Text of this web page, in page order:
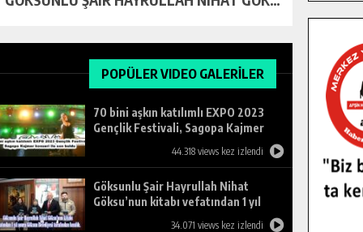
POPÜLER VIDEO GALERİLER
70 bini aşkın katılımlı EXPO 2023
Gençlik Festivali, Sagopa Kajmer
44.318 views kez izlendi
Göksunlu Şair Hayrullah Nihat
Göksu’nun kitabı vefatından 1 yıl
sonra Göksun Belediyesi tarafından
34.071 views kez izlendi